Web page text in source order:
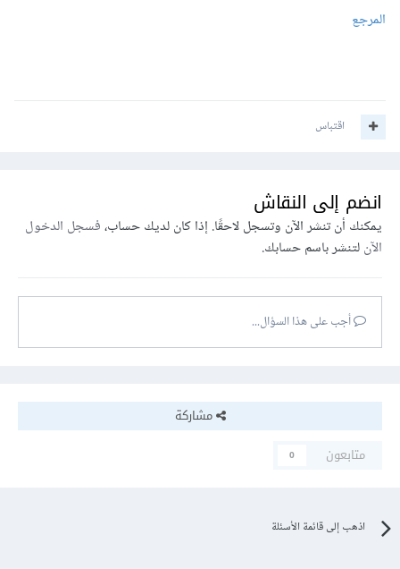
المرجع
اقتباس
انضم إلى النقاش
يمكنك أن تنشر الآن وتسجل لاحقًا. إذا كان لديك حساب،فسجل الدخول
الآنلتنشر باسم حسابك.
أجب على هذا السؤال...
مشاركة
متابعون
0
اذهب إلى قائمة الأسئلة